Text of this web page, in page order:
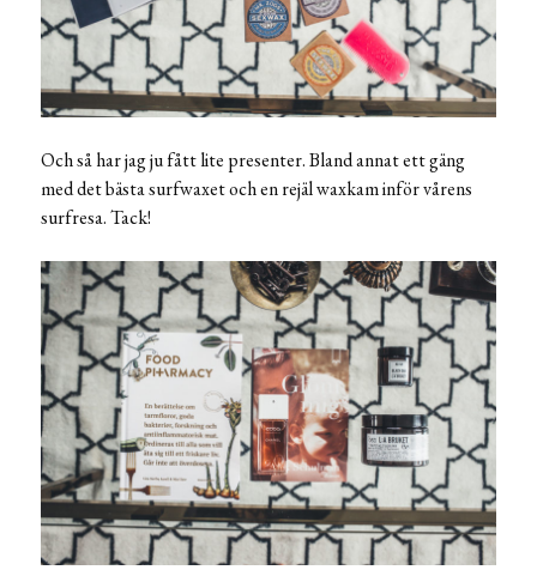
Och så har jag ju fått lite presenter. Bland annat ett gäng
med det bästa surfwaxet och en rejäl waxkam inför vårens
surfresa. Tack!